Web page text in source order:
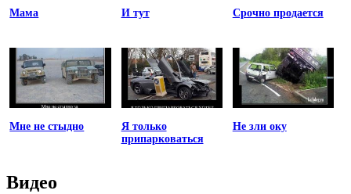
Мама И тут Срочно продается
Мне не стыдно
Я только
припарковаться
Не зли оку
Видео